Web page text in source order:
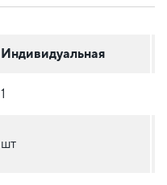
Индивидуальная
1
шт